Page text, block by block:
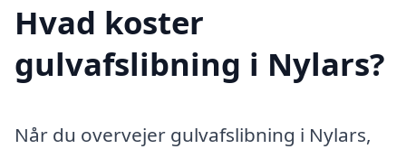
Hvad koster
gulvafslibning i Nylars?
Når du overvejer gulvafslibning i Nylars,